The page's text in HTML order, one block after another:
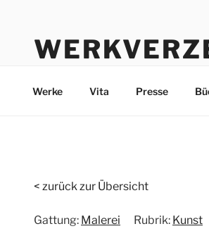
springen
Werke Vita Presse
< zurück zur Übersicht
Gattung: Malerei Rubrik: Kunst